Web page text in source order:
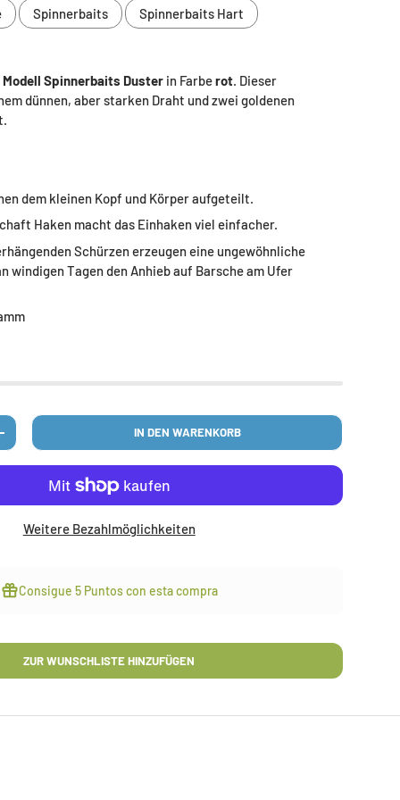
Spinnerbaits Spinnerbaits Hart
Modell Spinnerbaits Duster in Farberot. Dieser
dünnen, aber starken Draht und zwei goldenen
dem kleinen Kopf und Körper aufgeteilt.
Haken macht das Einhaken viel einfacher.
Schürzen erzeugen eine ungewöhnliche
windigen Tagen den Anhieb auf Barsche am Ufer
ERHÖHEN IN DEN WARENKORB
Weitere Bezahlmöglichkeiten
Consigue 5 Puntoscon esta compra
ZUR WUNSCHLISTE HINZUFÜGEN